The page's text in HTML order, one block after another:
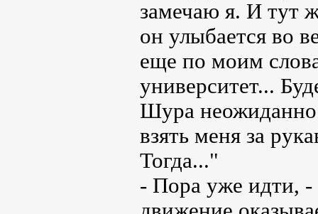
замечаю я. И тут
он улыбается во
еще по моим
университет...
Шура неожиданно
взять меня за
Тогда..."
- Пора уже идти, -